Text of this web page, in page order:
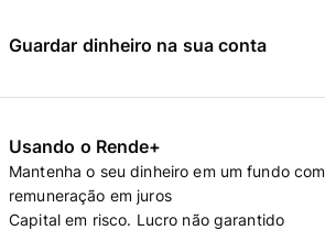
Guardar dinheiro na sua conta
Usando o Rende+
Mantenha o seu dinheiro em um fundo com
remuneração em juros
Capital em risco. Lucro não garantido